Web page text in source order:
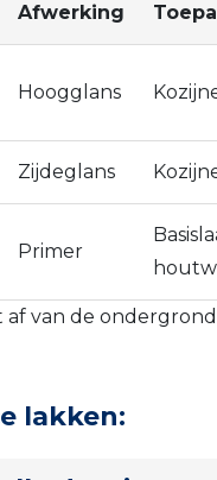
Afwerking
Hoogglans
Zijdeglans
Primer
van de
lakken: